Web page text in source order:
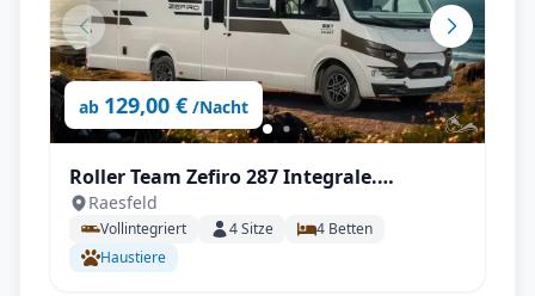
ab 129,00 € /Nacht
Roller Team Zefiro 287 Integrale.
Automatik, Autark
Raesfeld
Vollintegriert 4Sitze 4 Betten
Haustiere